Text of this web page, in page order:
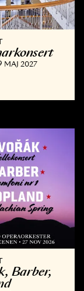
MAJ 2027
Barber,